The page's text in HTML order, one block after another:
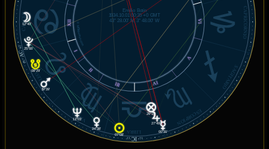
© MiSabueso.com
01°
AC
42'
15°
IC
13'
CÁNCER
LEO
VIRGO
LIBRA
ESCORPIÓN
SAGITARIO
CAPRICORNIO
XII
I
II
III IV
V
VI
07°08'
12°40'
00°31'
24°38'
19°39'
27°49'
13°03'
25°55'
08°29'
26°10'
Emilio Botín
1934.10.01 00:35 +0 GMT
43° 28.00' N, 3° 48.00' W